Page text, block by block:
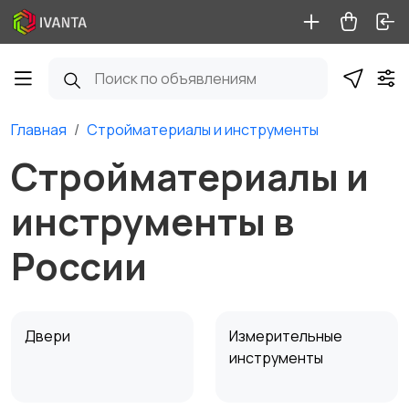
Главная Стройматериалы и инструменты
Стройматериалы и
инструменты в
России
Двери
Измерительные
инструменты